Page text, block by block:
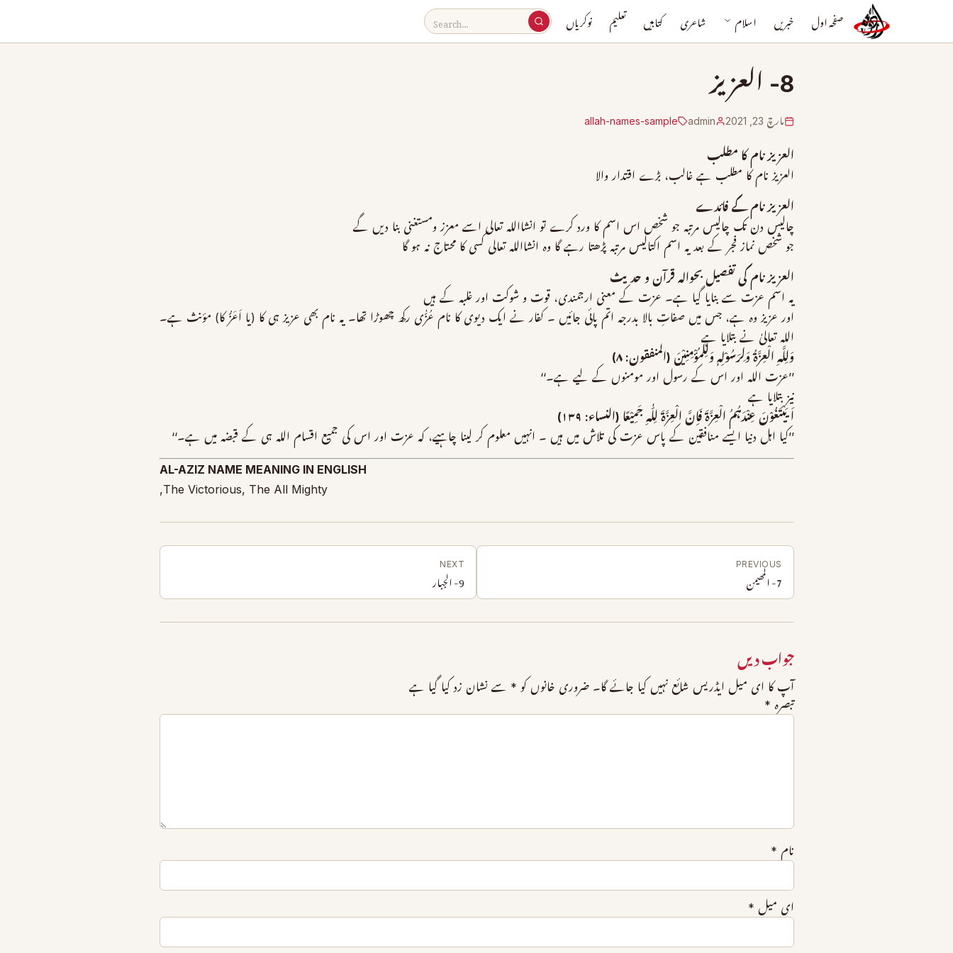
صفحہ اول خبریں اسلام شاعری کتابیں تعلیم نوکریاں
8- العزیز
مارچ 23, 2021 admin
allah-names-sample
العزیز نام کا مطلب
العزیز نام کا مطلب ہے غالب، بڑے اقتدار والا
العزیز نام کے فائدے
چالیس دن تک چالیس مرتبہ جو شخص اس اسم کا ورد کرے تو انشااللہ تعالی اسے معزز ومستغنی بنا دیں گے
جو شخص نماز فجر کے بعد یہ اسم اکتالیس مرتبہ پڑھتا رہے گا وہ انشااللہ تعالی کسی کا محتاج نہ ہو گا
العزیز نام کی تفصیل بحوالہ قرآن و حدیث
یہ اسم عزت سے بنایا گیا ہے۔ عزت کے معنی ارجمندی، قوت و شوکت اور غلبہ کے ہیں
اور عزیز وہ ہے، جس میں صفاتِ بالا بدرجہ اتم پائی جائیں ۔ کفار نے ایک دیوی کا نام عُزّٰی رکھ چھوڑا تھا۔ یہ نام بھی عزیز ہی کا (یا اَعَزُّ کا) مؤنث ہے۔
اللہ تعالیٰ نے بتلایا ہے
وَلِلَّہِ الْعِزَّۃُ وَلِرَسُوْلِہٖ وَلِلْمُؤْمِنِیْنَ (المنفقون: ۸)
’’عزت اللہ اور اس کے رسول اور مومنوں کے لیے ہے۔‘‘
نیز بتلایا ہے
اَیَیْتَغُوْنَ عِنْدَہُمُ الْعِزَّۃَ فَاِنَّ الْعِزَّۃَ لِلّٰہِ جَمِیْعًا (النساء: ۱۳۹)
’’کیا اہل دنیا ایسے منافقین کے پاس عزت کی تلاش میں ہیں ۔ انہیں معلوم کر لینا چاہیے، کہ عزت اور اس کی جمیع اقسام اللہ ہی کے قبضہ میں ہے۔‘‘
AL-AZIZ NAME MEANING IN ENGLISH
The Victorious, The All Mighty,
PREVIOUS
7- المھیمن
NEXT
9- الجبار
جواب دیں
آپ کا ای میل ایڈریس شائع نہیں کیا جائے گا۔ ضروری خانوں کو * سے نشان زد کیا گیا ہے
تبصرہ *
نام *
ای میل *